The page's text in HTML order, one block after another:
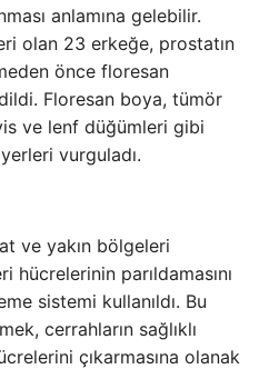
anlamına gelebilir.
olan 23 erkeğe, prostatın
önce floresan
Floresan boya, tümör
ve lenf düğümleri gibi
vurguladı.
ve yakın bölgeleri
hücrelerinin parıldamasını
sistemi kullanıldı. Bu
cerrahların sağlıklı
çıkarmasına olanak